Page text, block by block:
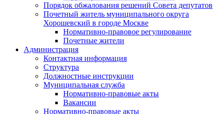
Порядок обжалования решений Совета депутатов
Почетный житель муниципального округа
Хорошевский в городе Москве
Нормативно-правовое регулирование
Почетные жители
Администрация
Контактная информация
Структура
Должностные инструкции
Муниципальная служба
Нормативно-правовые акты
Вакансии
Нормативно-правовые акты